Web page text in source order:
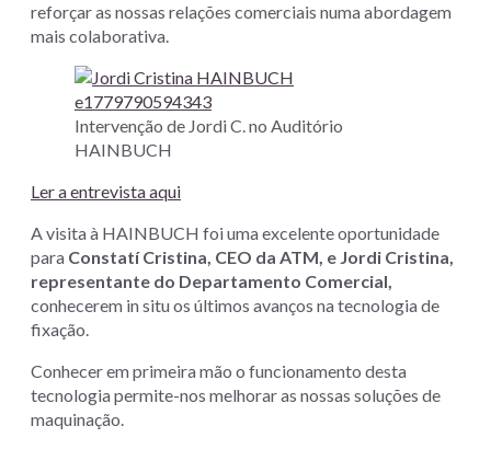
reforçar as nossas relações comerciais numa abordagem
mais colaborativa.
Intervenção de Jordi C. no Auditório
HAINBUCH
Ler a entrevista aqui
A visita à HAINBUCH foi uma excelente oportunidade
para Constatí Cristina, CEO da ATM, e Jordi Cristina,
representante do Departamento Comercial,
conhecerem in situ os últimos avanços na tecnologia de
fixação.
Conhecer em primeira mão o funcionamento desta
tecnologia permite-nos melhorar as nossas soluções de
maquinação.